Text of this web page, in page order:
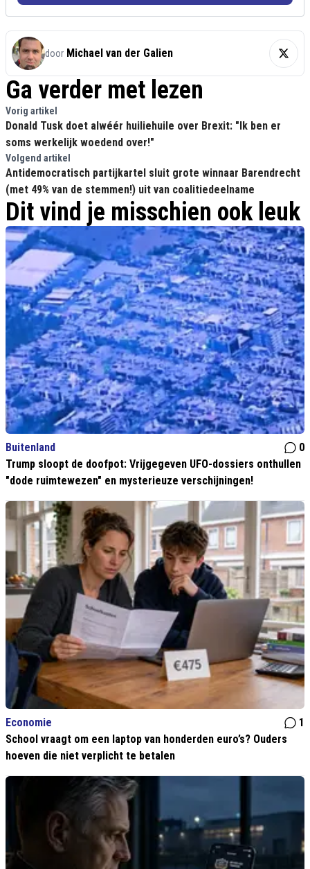
door Michael van der Galien
Ga verder met lezen
Vorig artikel
Donald Tusk doet alwéér huiliehuile over Brexit: "Ik ben er
soms werkelijk woedend over!"
Volgend artikel
Antidemocratisch partijkartel sluit grote winnaar Barendrecht
(met 49% van de stemmen!) uit van coalitiedeelname
Dit vind je misschien ook leuk
Buitenland
0
Trump sloopt de doofpot: Vrijgegeven UFO-dossiers onthullen
"dode ruimtewezen" en mysterieuze verschijningen!
Economie
1
School vraagt om een laptop van honderden euro’s? Ouders
hoeven die niet verplicht te betalen